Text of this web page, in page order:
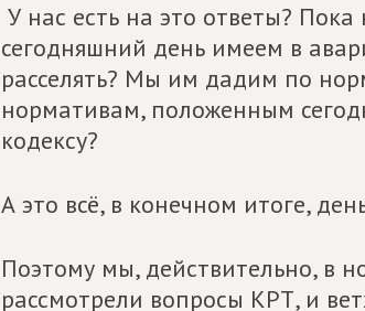
У нас есть на это ответы?
сегодняшний день имеем в
расселять? Мы им дадим по
нормативам, положенным
кодексу?
А это всё, в конечном итоге,
Поэтому мы, действительно, в
рассмотрели вопросы КРТ, и